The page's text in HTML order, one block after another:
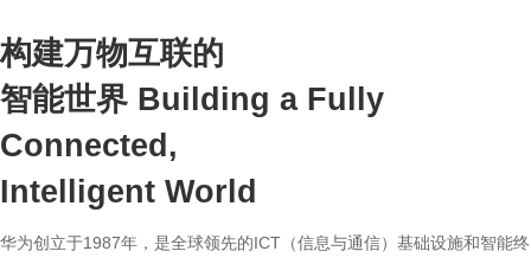
构建万物互联的
智能世界 Building a Fully
Connected,
Intelligent World
华为创立于1987年，是全球领先的ICT（信息与通信）基础设施和智能终